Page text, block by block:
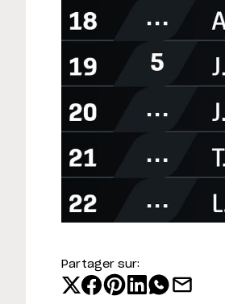
Partager sur: